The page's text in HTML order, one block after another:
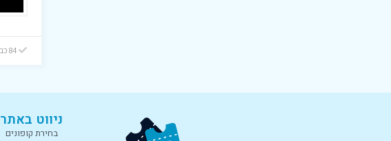
84 כבר חסכו! 1 היום
ניווט באתר
בחירת קופונים